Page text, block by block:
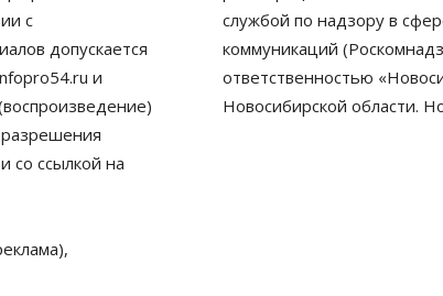
с
допускается
и
со ссылкой на
службой по надзору в
коммуникаций
ответственностью
Новосибирской области.